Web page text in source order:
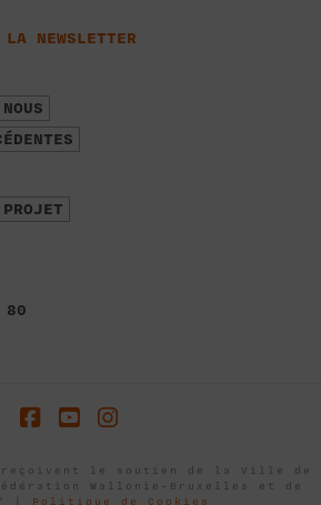
NEWSLETTER
reçoivent le soutien de la Ville de
Wallonie-Bruxelles et de
| Politique de Cookies